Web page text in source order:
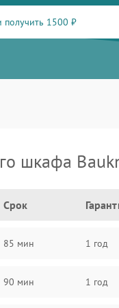
получить 1500 ₽
шкафа
Срок
85 мин 1 год
90 мин 1 год